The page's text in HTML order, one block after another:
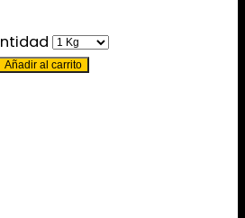
Añadir al carrito